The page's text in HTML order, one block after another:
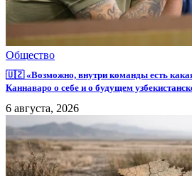
Общество
🇺🇿 «Возможно, внутри команды есть
Каннаваро о себе и о будущем
6 августа, 2026